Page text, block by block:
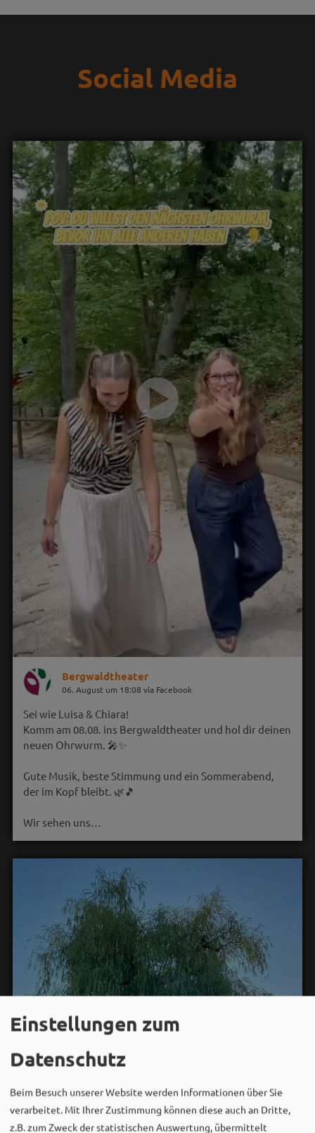
Social Media
Bergwaldtheater
06. August um 18:08 via Facebook
Sei wie Luisa & Chiara!
Komm am 08.08. ins Bergwaldtheater und hol dir deinen
neuen Ohrwurm. 🎤✨
Gute Musik, beste Stimmung und ein Sommerabend,
der im Kopf bleibt. 🌿🎵
Wir sehen uns…
Einstellungen zum
Datenschutz
Beim Besuch unserer Website werden Informationen über Sie
verarbeitet. Mit Ihrer Zustimmung können diese auch an Dritte,
z.B. zum Zweck der statistischen Auswertung, übermittelt